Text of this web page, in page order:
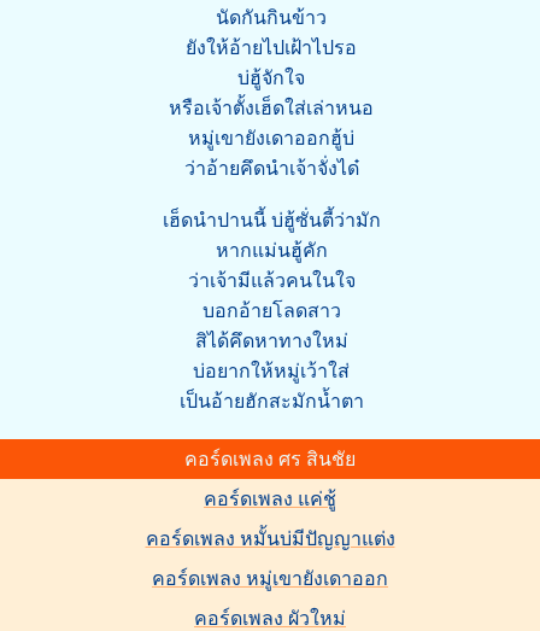
นัดกันกินข้าว
ยังให้อ้ายไปเฝ้าไปรอ
บ่ฮู้จักใจ
หรือเจ้าตั้งเฮ็ดใส่เล่าหนอ
หมู่เขายังเดาออกฮู้บ่
ว่าอ้ายคึดนำเจ้าจั่งได๋
เฮ็ดนำปานนี้ บ่ฮู้ซั่นตี้ว่ามัก
หากแม่นฮู้คัก
ว่าเจ้ามีแล้วคนในใจ
บอกอ้ายโลดสาว
สิได้คึดหาทางใหม่
บ่อยากให้หมู่เว้าใส่
เป็นอ้ายฮักสะมักน้ำตา
คอร์ดเพลง ศร สินชัย
คอร์ดเพลง แค่ชู้
คอร์ดเพลง หมั้นบ่มีปัญญาแต่ง
คอร์ดเพลง หมู่เขายังเดาออก
คอร์ดเพลง ผัวใหม่